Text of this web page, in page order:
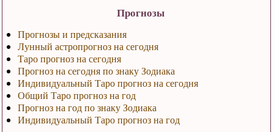
Прогнозы
Прогнозы и предсказания
Лунный астропрогноз на сегодня
Таро прогноз на сегодня
Прогноз на сегодня по знаку Зодиака
Индивидуальный Таро прогноз на сегодня
Общий Таро прогноз на год
Прогноз на год по знаку Зодиака
Индивидуальный Таро прогноз на год